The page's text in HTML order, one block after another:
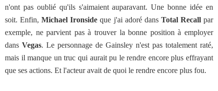
n'ont pas oublié qu'ils s'aimaient auparavant. Une bonne idée en
soit. Enfin,Michael Ironside que j'ai adoré dans Total Recallpar
exemple, ne parvient pas à trouver la bonne position à employer
dans Vegas. Le personnage de Gainsley n'est pas totalement raté,
mais il manque un truc qui aurait pu le rendre encore plus effrayant
que ses actions. Et l'acteur avait de quoi le rendre encore plus fou.